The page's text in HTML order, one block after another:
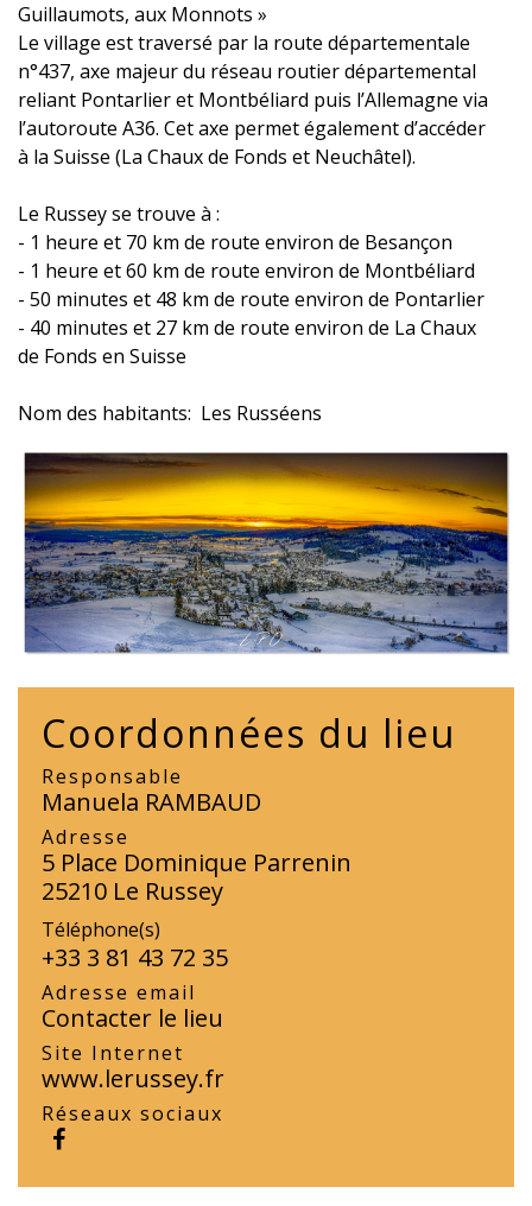
Guillaumots, aux Monnots »
Le village est traversé par la route départementale
n°437, axe majeur du réseau routier départemental
reliant Pontarlier et Montbéliard puis l’Allemagne via
l’autoroute A36. Cet axe permet également d’accéder
à la Suisse (La Chaux de Fonds et Neuchâtel).
Le Russey se trouve à :
- 1 heure et 70 km de route environ de Besançon
- 1 heure et 60 km de route environ de Montbéliard
- 50 minutes et 48 km de route environ de Pontarlier
- 40 minutes et 27 km de route environ de La Chaux
de Fonds en Suisse
Nom des habitants: Les Russéens
Coordonnées du lieu
Responsable
Manuela RAMBAUD
Adresse
5 Place Dominique Parrenin
25210 Le Russey
Téléphone(s)
+33 3 81 43 72 35
Adresse email
Contacter le lieu
Site Internet
www.lerussey.fr
Réseaux sociaux